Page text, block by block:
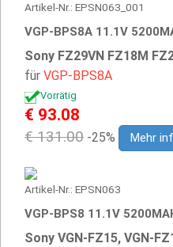
Artikel-Nr.: EPSN063_001
VGP-BPS8A 11.1V
Sony FZ29VN FZ18M
für VGP-BPS8A
Vorrätig
€ 93.08
€ 131.00 -25% Mehr
Artikel-Nr.: EPSN063
VGP-BPS8 11.1V
Sony VGN-FZ15, VGN-